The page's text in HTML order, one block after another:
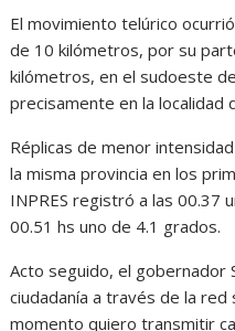
El movimiento telúrico
de 10 kilómetros, por su
kilómetros, en el sudoeste
precisamente en la localidad
Réplicas de menor
la misma provincia en los
INPRES registró a las 00.37
00.51 hs uno de 4.1 grados.
Acto seguido, el gobernador
ciudadanía a través de la
momento quiero transmitir